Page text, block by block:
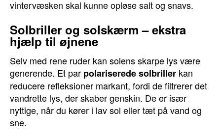
vintervæsken skal kunne opløse salt og snavs.
Solbriller og solskærm – ekstra
hjælp til øjnene
Selv med rene ruder kan solens skarpe lys være
generende. Et par polariserede solbriller kan
reducere refleksioner markant, fordi de filtrerer det
vandrette lys, der skaber genskin. De er især
nyttige, når du kører i lav sol eller tæt på vand og
sne.